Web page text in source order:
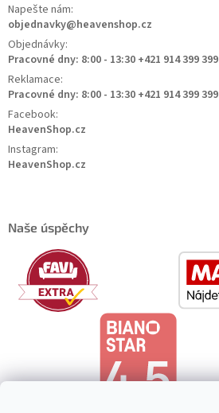
Napešte nám:
objednavky@heavenshop.cz
Objednávky:
Pracovné dny: 8:00 - 13:30 +421 914 399 399
Reklamace:
Pracovné dny: 8:00 - 13:30 +421 914 399 399
Facebook:
HeavenShop.cz
Instagram:
HeavenShop.cz
Naše úspěchy